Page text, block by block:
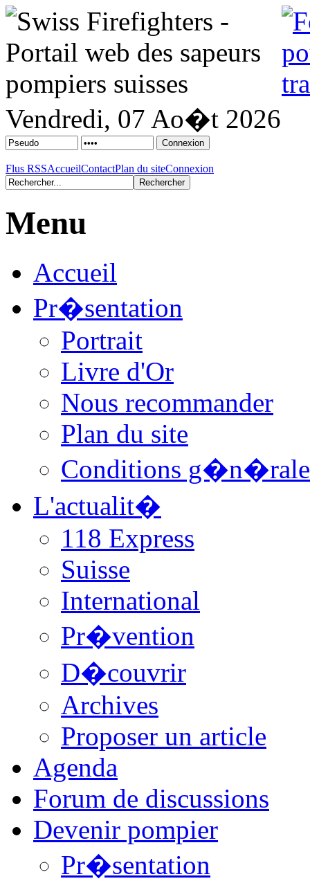
Vendredi, 07 Ao�t 2026
Flus RSSAccueilContactPlan du siteConnexion
Menu
Accueil
Pr�sentation
Portrait
Livre d'Or
Nous recommander
Plan du site
Conditions
L'actualit�
118 Express
Suisse
International
Pr�vention
D�couvrir
Archives
Proposer un article
Agenda
Forum de discussions
Devenir pompier
Pr�sentation